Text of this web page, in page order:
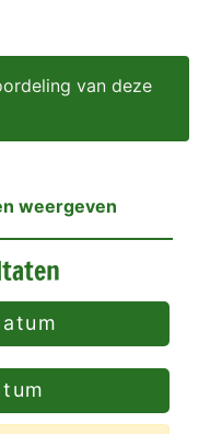
van deze
weergeven